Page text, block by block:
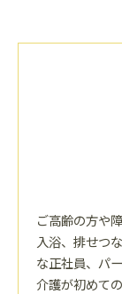
ご高齢の方や
入浴、排せつ
な正社員、パ
介護が初めて